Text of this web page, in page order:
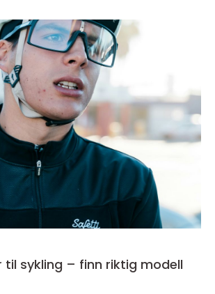
til sykling – finn riktig modell